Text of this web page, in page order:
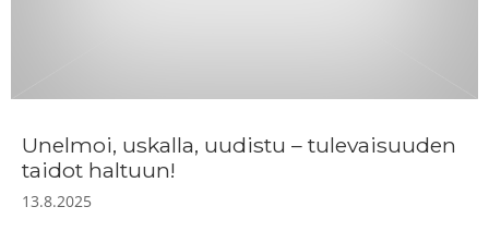
Unelmoi, uskalla, uudistu – tulevaisuuden
taidot haltuun!
13.8.2025